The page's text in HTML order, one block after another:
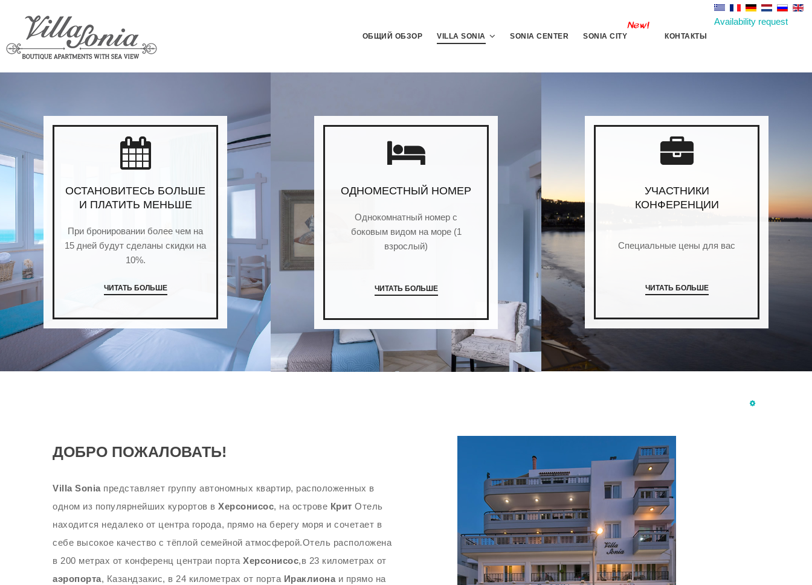
Availability request
ОБЩИЙ ОБЗОР VILLA SONIA SONIA CENTER SONIA CITY КОНТАКТЫ
ОСТАНОВИТЕСЬ БОЛЬШЕ
И ПЛАТИТЬ МЕНЬШЕ
При бронировании более чем на
15 дней будут сделаны скидки на
10%.
ЧИТАТЬ БОЛЬШЕ
ОДНОМЕСТНЫЙ НОМЕР
Однокомнатный номер с
боковым видом на море (1
взрослый)
ЧИТАТЬ БОЛЬШЕ
УЧАСТНИКИ
КОНФЕРЕНЦИИ
Специальные цены для вас
ЧИТАТЬ БОЛЬШЕ
ДОБРО ПОЖАЛОВАТЬ!
Villa Sonia представляет группу автономных квартир, расположенных в
одном из популярнейших курортов в Херсонисос, на острове Крит Отель
находится недалеко от центра города, прямо на берегу моря и сочетает в
себе высокое качество с тёплой семейной атмосферой.Отель расположена
в 200 метрах от конференц центраи порта Херсонисос,в 23 километрах от
аэропорта, Казандзакис, в 24 километрах от порта Ираклиона и прямо на